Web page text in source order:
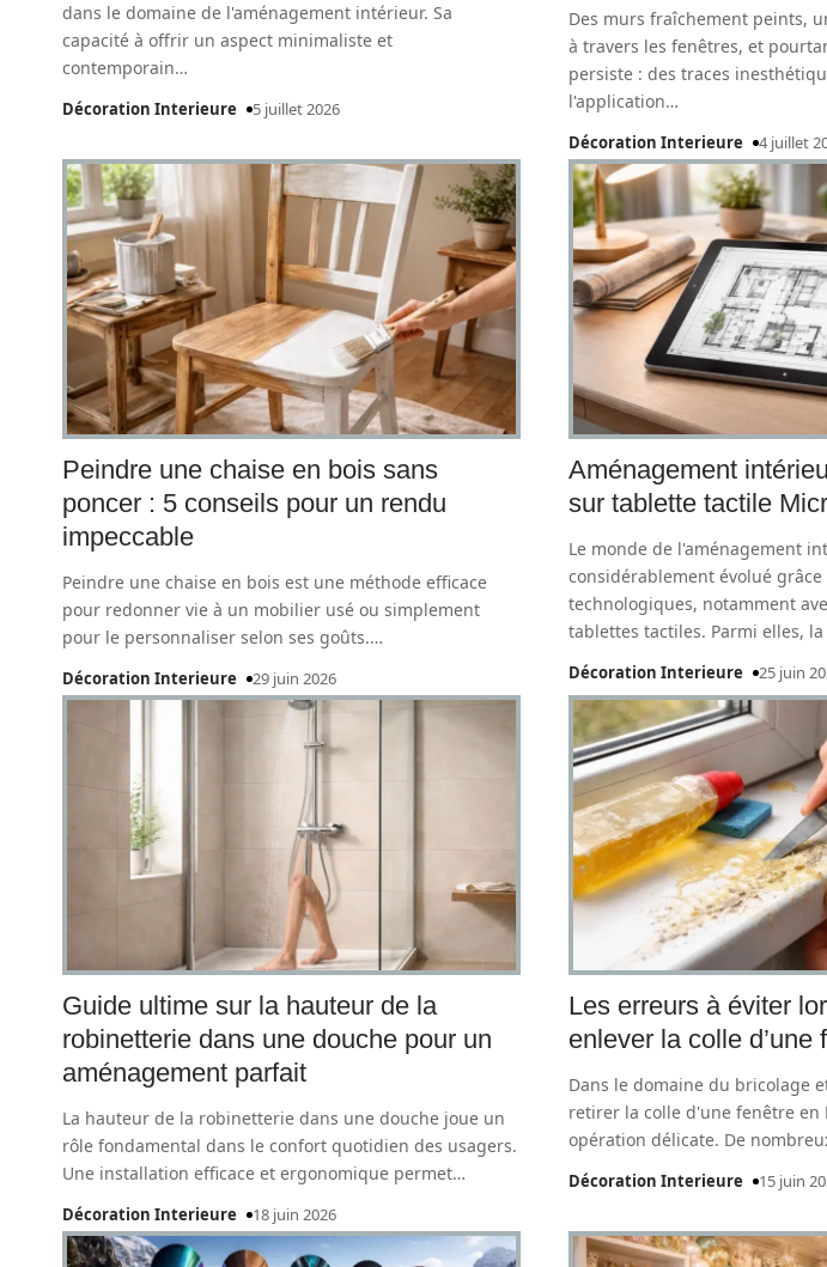
dans le domaine de l'aménagement intérieur. Sa
capacité à offrir un aspect minimaliste et
contemporain…
Décoration Interieure 5 juillet 2026
Des murs fraîchement peints,
à travers les fenêtres, et
persiste : des traces
l'application…
Décoration Interieure 4 juillet
Peindre une chaise en bois sans
poncer : 5 conseils pour un rendu
impeccable
Peindre une chaise en bois est une méthode efficace
pour redonner vie à un mobilier usé ou simplement
pour le personnaliser selon ses goûts.…
Décoration Interieure 29 juin 2026
Aménagement
sur tablette tactile
Le monde de l'aménagement
considérablement évolué
technologiques, notamment
tablettes tactiles. Parmi elles,
Décoration Interieure 25 juin
Guide ultime sur la hauteur de la
robinetterie dans une douche pour un
aménagement parfait
La hauteur de la robinetterie dans une douche joue un
rôle fondamental dans le confort quotidien des usagers.
Une installation efficace et ergonomique permet…
Décoration Interieure 18 juin 2026
Les erreurs à éviter
enlever la colle d’une
Dans le domaine du bricolage
retirer la colle d'une fenêtre en
opération délicate. De
Décoration Interieure 15 juin